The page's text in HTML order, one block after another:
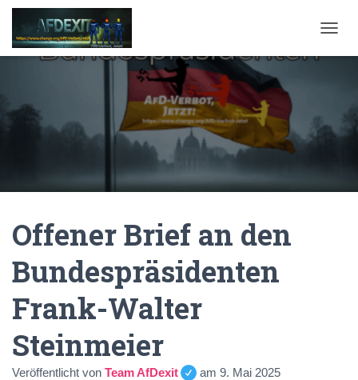
Offener Brief an den
Bundespräsidenten
Frank-Walter
Steinmeier
Veröffentlicht von Team AfDexit am 9. Mai 2025